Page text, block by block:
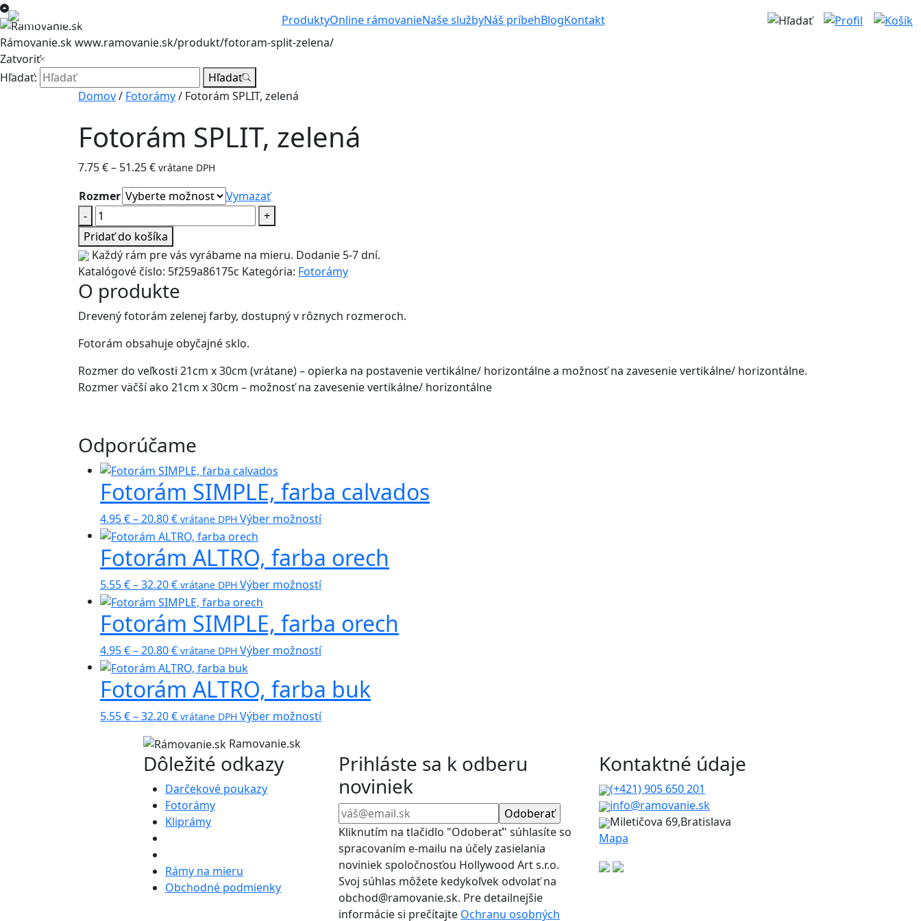
Rámovanie.skwww.ramovanie.sk/produkt/fotoram-split-zelena/
Zatvoriť
Hľadať:
Hľadať
ProduktyOnline rámovanieNaše službyNáš príbehBlogKontakt
Domov/ Fotorámy/ Fotorám SPLIT, zelená
Fotorám SPLIT, zelená
7.75€– 51.25€Price
7.75 €
51.25 €
vrátane DPH
Rozmer
Vymazať
-
množstvo
Fotorám
SPLIT,
zelená
+
Pridať do košíka
Každý rám pre vás vyrábame na mieru. Dodanie 5-7 dní.
Katalógové číslo: 5f259a86175c Kategória: Fotorámy
O produkte
Drevený fotorám zelenej farby, dostupný v rôznych rozmeroch.
Fotorám obsahuje obyčajné sklo.
Rozmer do veľkosti 21cm x 30cm (vrátane) – opierka na postavenie vertikálne/ horizontálne a možnosť na zavesenie vertikálne/ horizontálne.
Rozmer väčší ako 21cm x 30cm – možnosť na zavesenie vertikálne/ horizontálne
Odporúčame
Fotorám SIMPLE, farba calvados
4.95€–20.80€Price
range:
4.95 €
through
20.80 €
vrátane DPH Výber možnostíTento
má
viacero
variantov.
si
môžete
vybrať
stránke
produktu.
Fotorám ALTRO, farba orech
5.55€–32.20€Price
range:
5.55 €
through
32.20 €
vrátane DPH Výber možnostíTento
má
viacero
variantov.
si
môžete
vybrať
produktu.
Fotorám SIMPLE, farba orech
4.95€–20.80€Price
range:
4.95 €
through
20.80 €
vrátane DPH Výber možnostíTento
má
viacero
variantov.
môžete
vybrať
stránke
produktu.
Fotorám ALTRO, farba buk
5.55€–32.20€Price
5.55 €
through
32.20 €
vrátane DPH Výber možnostíTento
viacero
variantov.
Možnosti
môžete
vybrať
stránke
produktu.
Ramovanie.sk
Dôležité odkazy
Darčekové poukazy
Fotorámy
Kliprámy
Rámy na mieru
Obchodné podmienky
Prihláste sa k odberu
noviniek
Kliknutím na tlačidlo "Odoberať" súhlasíte so
spracovaním e-mailu na účely zasielania
noviniek spoločnosťou Hollywood Art s.r.o.
Svoj súhlas môžete kedykoľvek odvolať na
obchod@ramovanie.sk. Pre detailnejšie
informácie si prečítajte Ochranu osobných
Kontaktné údaje
(+421) 905 650 201
info@ramovanie.sk
Miletičova 69,Bratislava
Mapa